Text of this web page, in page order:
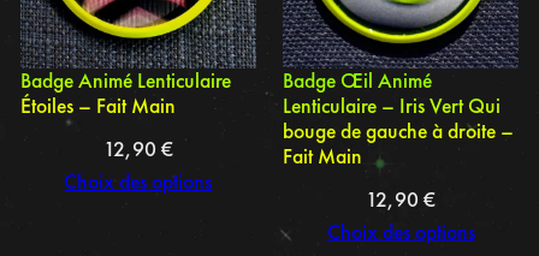
Badge Animé Lenticulaire
Étoiles – Fait Main
12,90 €
Choix des options
Badge Œil Animé
Lenticulaire – Iris Vert Qui
bouge de gauche à droite –
Fait Main
12,90€
Choix des options